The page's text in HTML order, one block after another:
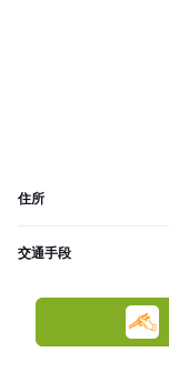
住所
交通手段